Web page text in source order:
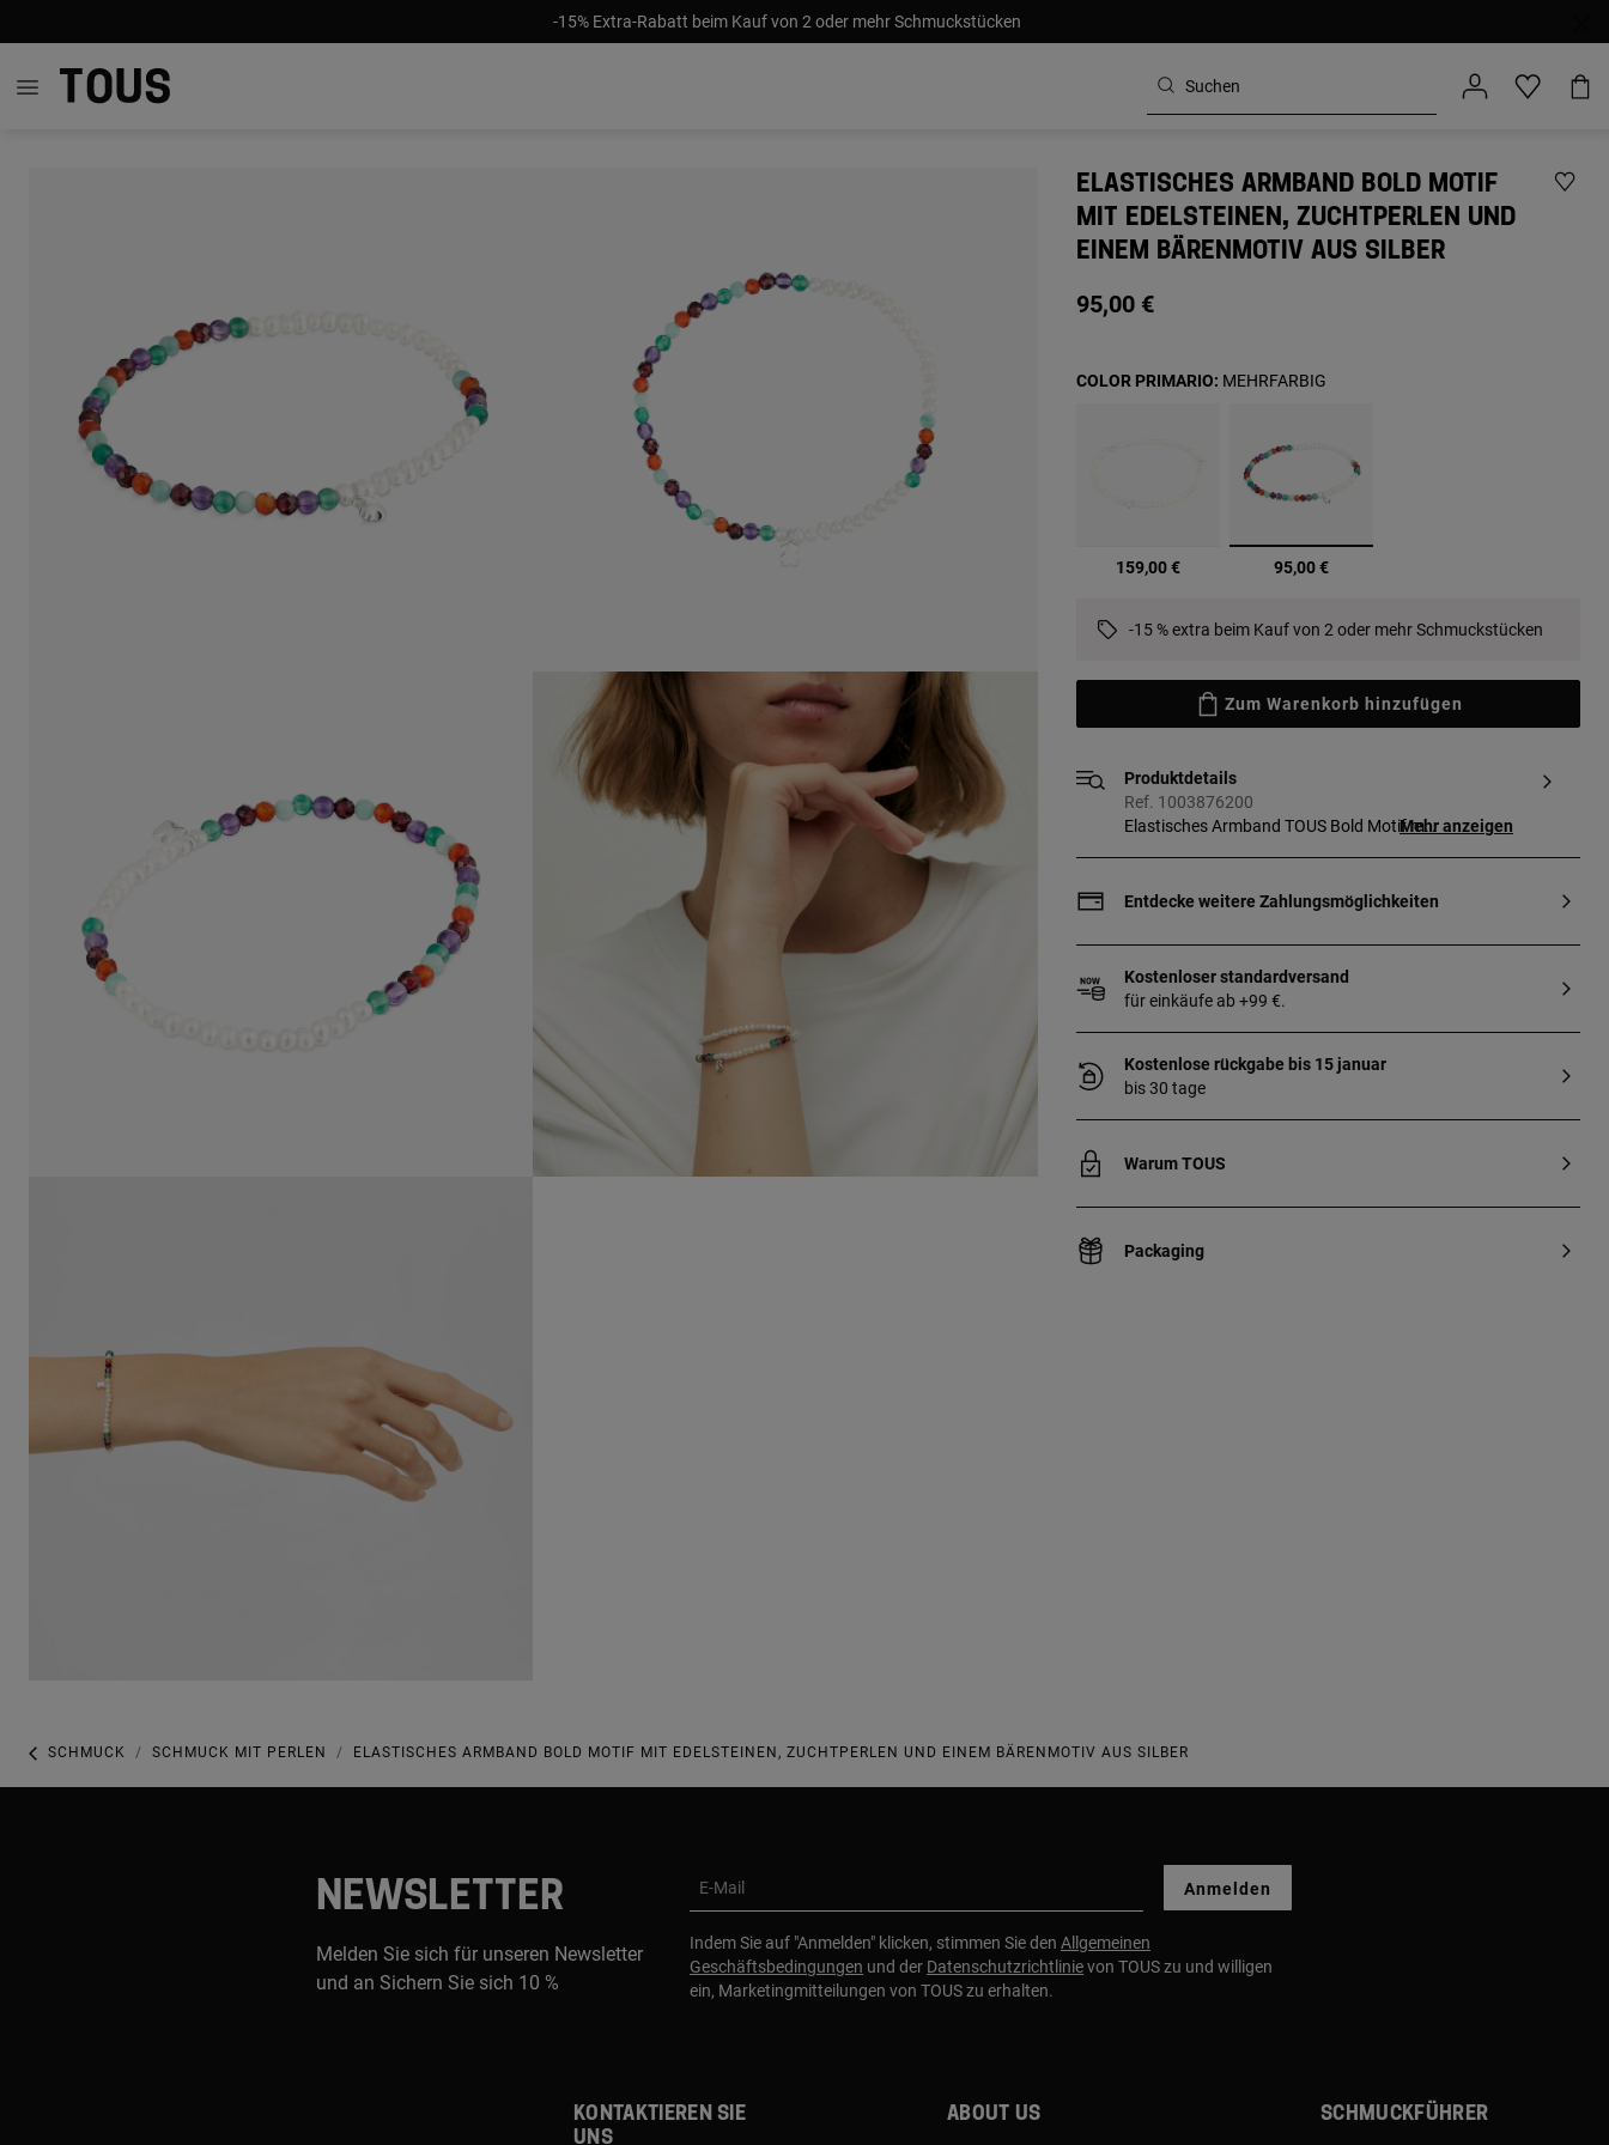
-15% Extra-Rabatt beim Kauf von 2 oder mehr Schmuckstücken
ELASTISCHES ARMBAND BOLD MOTIF
MIT EDELSTEINEN, ZUCHTPERLEN UND
EINEM BÄRENMOTIV AUS SILBER
95,00 €
159,00 € Ausgewählt
95,00 €
COLOR PRIMARIO: MEHRFARBIG
-15 % extra beim Kauf von 2 oder mehr Schmuckstücken
Zum Warenkorb hinzufügen
Produktdetails
Ref. 1003876200
Elastisches Armband TOUS Bold Motif mit
Anhänger. Edelsteine: Amethyst,
Karneol, Amazonit und facettierter
Rhodolith. Größe der Edelsteine und
Zuchtperlen: 3–3,5 mm. Größe des Bären:
Mehr anzeigen
Entdecke weitere Zahlungsmöglichkeiten
Kostenloser standardversand
für einkäufe ab +99 €.
Kostenlose rückgabe bis 15 januar
bis 30 tage
Warum TOUS
Packaging
SCHMUCK SCHMUCK MIT PERLEN ELASTISCHES ARMBAND BOLD MOTIF MIT EDELSTEINEN, ZUCHTPERLEN UND EINEM BÄRENMOTIV AUS SILBER
NEWSLETTER
Melden Sie sich für unseren Newsletter
und an Sichern Sie sich 10 %
E-Mail Anmelden
Indem Sie auf "Anmelden" klicken, stimmen Sie den Allgemeinen
Geschäftsbedingungen und der Datenschutzrichtlinievon TOUS zu und willigen
ein, Marketingmitteilungen von TOUS zu erhalten.
Kontaktieren sie
uns
About us Schmuckführer